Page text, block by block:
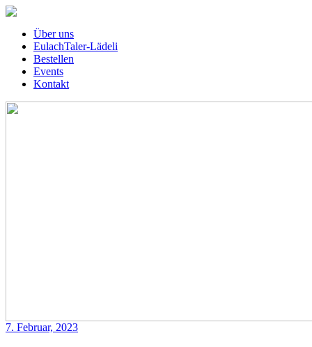
Über uns
EulachTaler-Lädeli
Bestellen
Events
Kontakt
7. Februar, 2023